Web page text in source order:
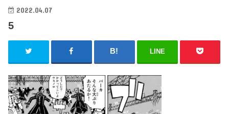
2022.04.07
5
LINE